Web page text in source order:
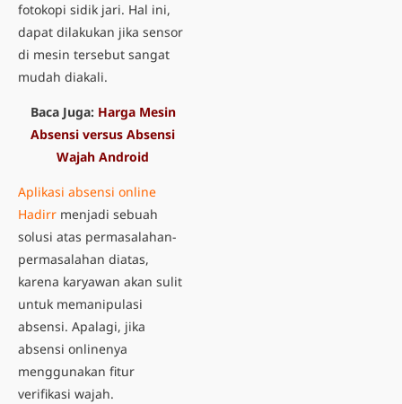
fotokopi sidik jari. Hal ini,
dapat dilakukan jika sensor
di mesin tersebut sangat
mudah diakali.
Baca Juga: Harga Mesin
Absensi versus Absensi
Wajah Android
Aplikasi absensi online
Hadirr menjadi sebuah
solusi atas permasalahan-
permasalahan diatas,
karena karyawan akan sulit
untuk memanipulasi
absensi. Apalagi, jika
absensi onlinenya
menggunakan fitur
verifikasi wajah.